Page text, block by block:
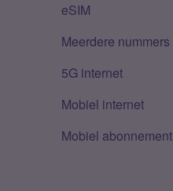
eSIM
Meerdere nummers
5G internet
Mobiel internet
Mobiel abonnement